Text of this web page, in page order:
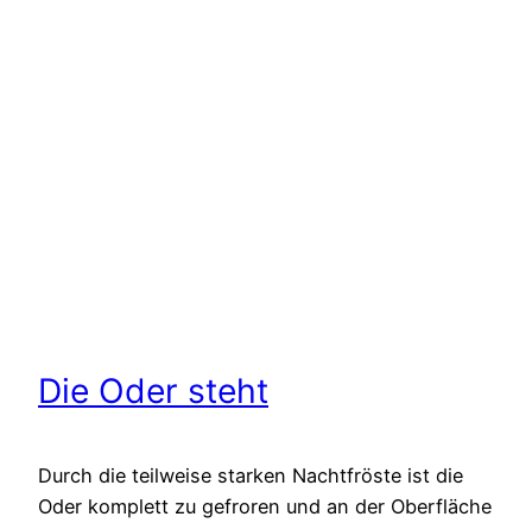
Die Oder steht
Durch die teilweise starken Nachtfröste ist die
Oder komplett zu gefroren und an der Oberfläche